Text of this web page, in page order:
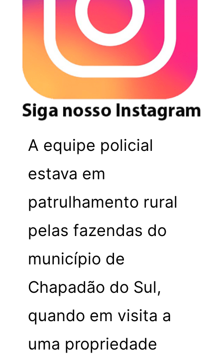
A equipe policial
estava em
patrulhamento rural
pelas fazendas do
município de
Chapadão do Sul,
quando em visita a
uma propriedade